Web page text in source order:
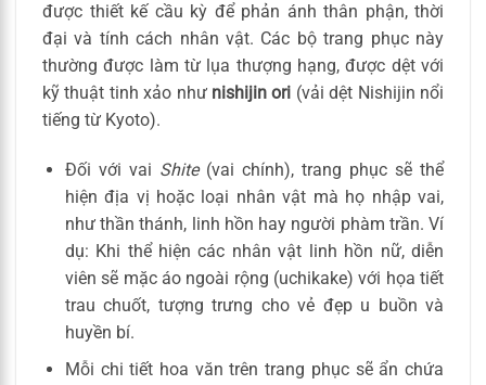
được thiết kế cầu kỳ để phản ánh thân phận, thời
đại và tính cách nhân vật. Các bộ trang phục này
thường được làm từ lụa thượng hạng, được dệt với
kỹ thuật tinh xảo như nishijin ori (vải dệt Nishijin nổi
tiếng từ Kyoto).
Đối với vai Shite(vai chính), trang phục sẽ thể
hiện địa vị hoặc loại nhân vật mà họ nhập vai,
như thần thánh, linh hồn hay người phàm trần. Ví
dụ: Khi thể hiện các nhân vật linh hồn nữ, diễn
viên sẽ mặc áo ngoài rộng (uchikake) với họa tiết
trau chuốt, tượng trưng cho vẻ đẹp u buồn và
huyền bí.
Mỗi chi tiết hoa văn trên trang phục sẽ ẩn chứa